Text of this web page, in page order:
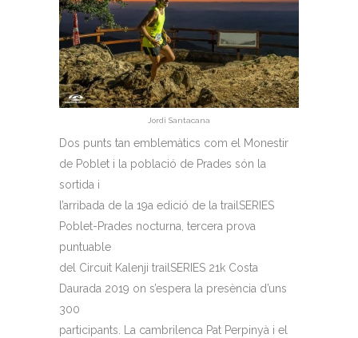
Jordi Santacana
Dos punts tan emblemàtics com el Monestir
de Poblet i la població de Prades són la
sortida i
l’arribada de la 19a edició de la trailSERIES
Poblet-Prades nocturna, tercera prova
puntuable
del Circuit Kalenji trailSERIES 21k Costa
Daurada 2019 on s’espera la presència d’uns
300
participants. La cambrilenca Pat Perpinyà i el